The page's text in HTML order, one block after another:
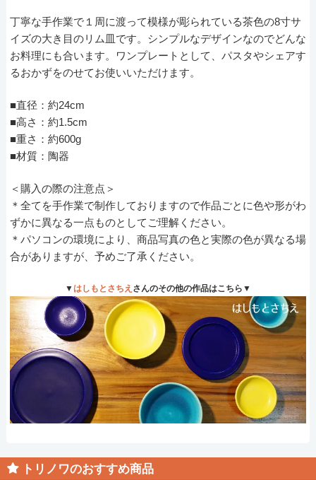
丁寧な手作業で１周に渡って模様が彫られている茶色の8寸サ
イズの大き目のリム皿です。シンプルなデザインなのでどんな
お料理にも合います。ワンプレートとして、パスタやシェアす
るおかずをのせてお使いいただけます。
■直径：約24cm
■高さ：約1.5cm
■重さ：約600g
■材質：陶器
＜購入の際の注意点＞
＊全てを手作業で制作しておりますので作品ごとに色や形がわ
ずかに異なる一点ものとしてご理解ください。
＊パソコンの環境により、商品写真の色と実際の色が異なる場
合がありますが、予めご了承ください。
▼はしもとさちえ さんのその他の作品はこちら▼
トリノワのおすすめ商品